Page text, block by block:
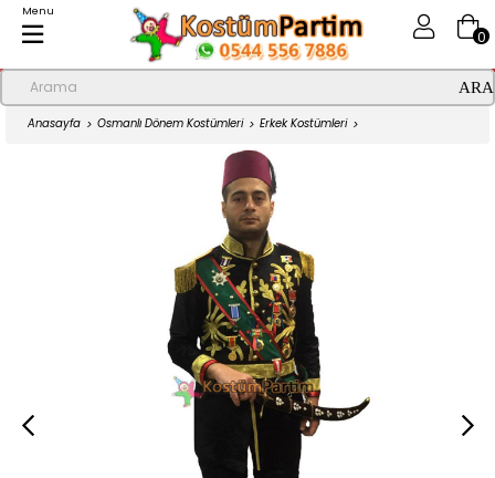
0
Menu
Anasayfa Osmanlı Dönem Kostümleri Erkek Kostümleri